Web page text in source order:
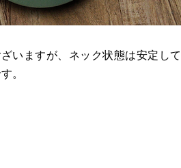
いますが、ネック状態は安定して
。